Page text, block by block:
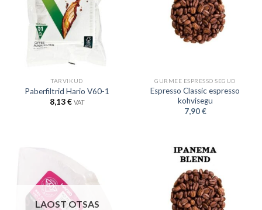
TARVIKUD
Paberfiltrid Hario V60-1
8,13€ VAT
GURMEE ESPRESSO SEGUD
Espresso Classic espresso
kohvisegu
7,90€
LAOST OTSAS